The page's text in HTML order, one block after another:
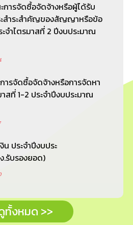
การจัดซื้อจัดจ้างหรือผู้ได้รับ
ะสำระสำคัญของสัญญาหรือข้อ
จำไตรมาสที่ 2 ปีงบประมาณ
ารจัดซื้อจัดจ้างหรือการจัดหา
สที่ 1-2 ประจำปีงบประมาณ
น ประจำปีงบประ
รับรองยอด)
ทั้งหมด >>